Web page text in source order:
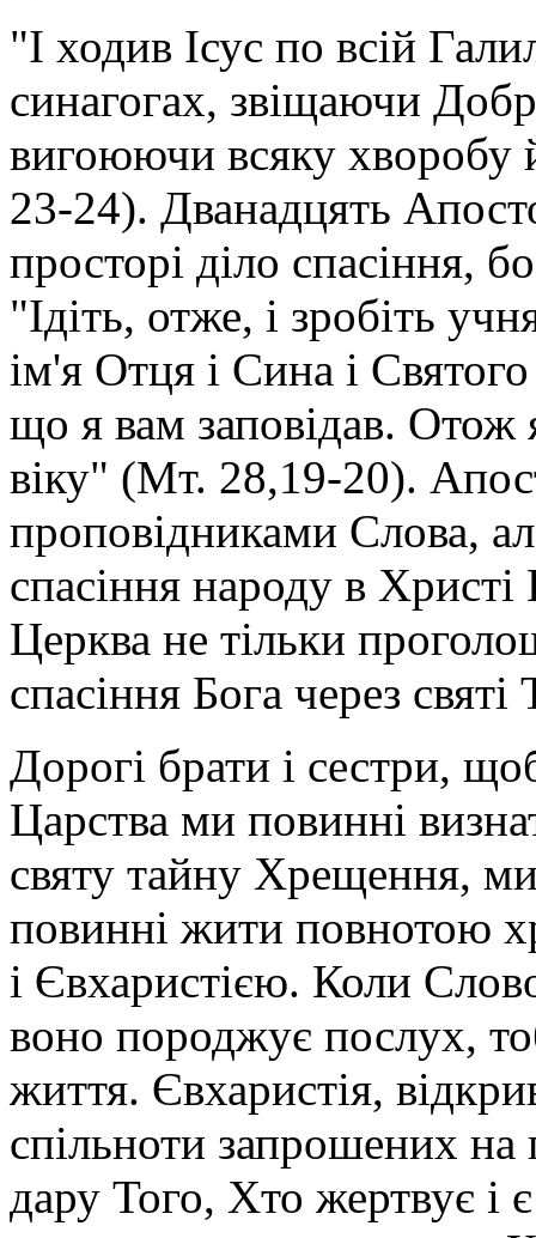
"І ходив Ісус по всій
синагогах, звіщаючи
вигоюючи всяку хворобу
23-24). Дванадцять
просторі діло спасіння,
"Ідіть, отже, і зробіть
ім'я Отця і Сина і
що я вам заповідав. Отож
віку" (Мт. 28,19-20).
проповідниками Слова,
спасіння народу в
Церква не тільки
спасіння Бога через
Дорогі брати і сестри,
Царства ми повинні
святу тайну Хрещення,
повинні жити повнотою
і Євхаристією. Коли
воно породжує послух,
життя. Євхаристія,
спільноти запрошених
дару Того, Хто жертвує